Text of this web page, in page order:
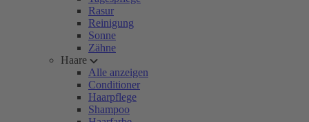
Rasur
Reinigung
Sonne
Zähne
Haare
Alle anzeigen
Conditioner
Haarpflege
Shampoo